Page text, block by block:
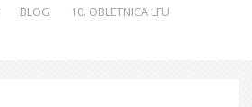
BLOG 10. OBLETNICA LFU